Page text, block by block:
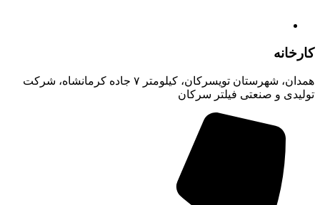
کارخانه
همدان، شهرستان تویسرکان، کیلومتر ۷ جاده کرمانشاه، شرکت
تولیدی و صنعتی فیلتر سرکان